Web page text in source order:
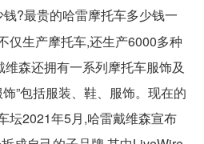
钱?最贵的哈雷摩托车多少钱一
仅生产摩托车,还生产6000多种
森还拥有一系列摩托车服饰及
”包括服装、鞋、服饰。现在的
坛2021年5月,哈雷戴维森宣布